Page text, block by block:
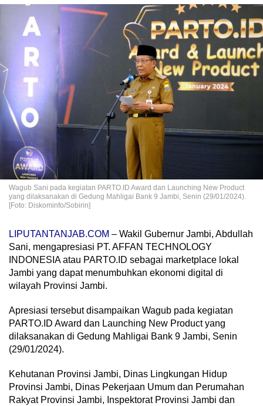
Wagub Sani pada kegiatan PARTO.ID Award dan Launching New Product
yang dilaksanakan di Gedung Mahligai Bank 9 Jambi, Senin (29/01/2024).
[Foto: Diskominfo/Sobirin]
LIPUTANTANJAB.COM – Wakil Gubernur Jambi, Abdullah
Sani, mengapresiasi PT. AFFAN TECHNOLOGY
INDONESIA atau PARTO.ID sebagai marketplace lokal
Jambi yang dapat menumbuhkan ekonomi digital di
wilayah Provinsi Jambi.
Apresiasi tersebut disampaikan Wagub pada kegiatan
PARTO.ID Award dan Launching New Product yang
dilaksanakan di Gedung Mahligai Bank 9 Jambi, Senin
(29/01/2024).
Kehutanan Provinsi Jambi, Dinas Lingkungan Hidup
Provinsi Jambi, Dinas Pekerjaan Umum dan Perumahan
Rakyat Provinsi Jambi, Inspektorat Provinsi Jambi dan